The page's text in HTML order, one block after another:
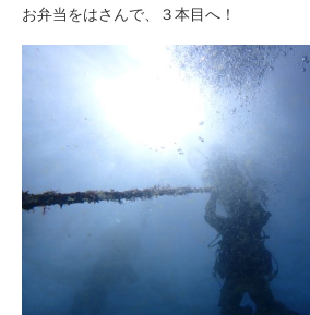
お弁当をはさんで、３本目へ！